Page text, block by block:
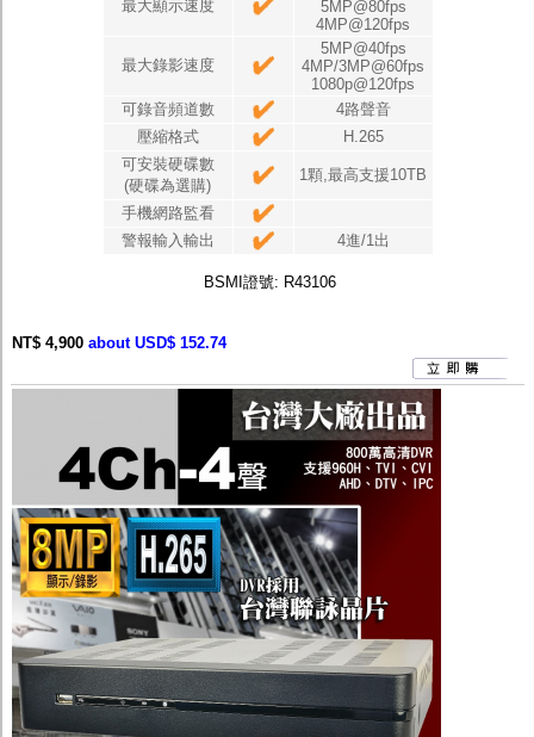
最大顯示速度
5MP@80fps
4MP@120fps
最大錄影速度
5MP@40fps
4MP/3MP@60fps
1080p@120fps
可錄音頻道數
4路聲音
壓縮格式
H.265
可安裝硬碟數
(硬碟為選購)
1顆,最高支援10TB
手機網路監看
警報輸入輸出
4進/1出
BSMI證號: R43106
NT$ 4,900 about USD$ 152.74